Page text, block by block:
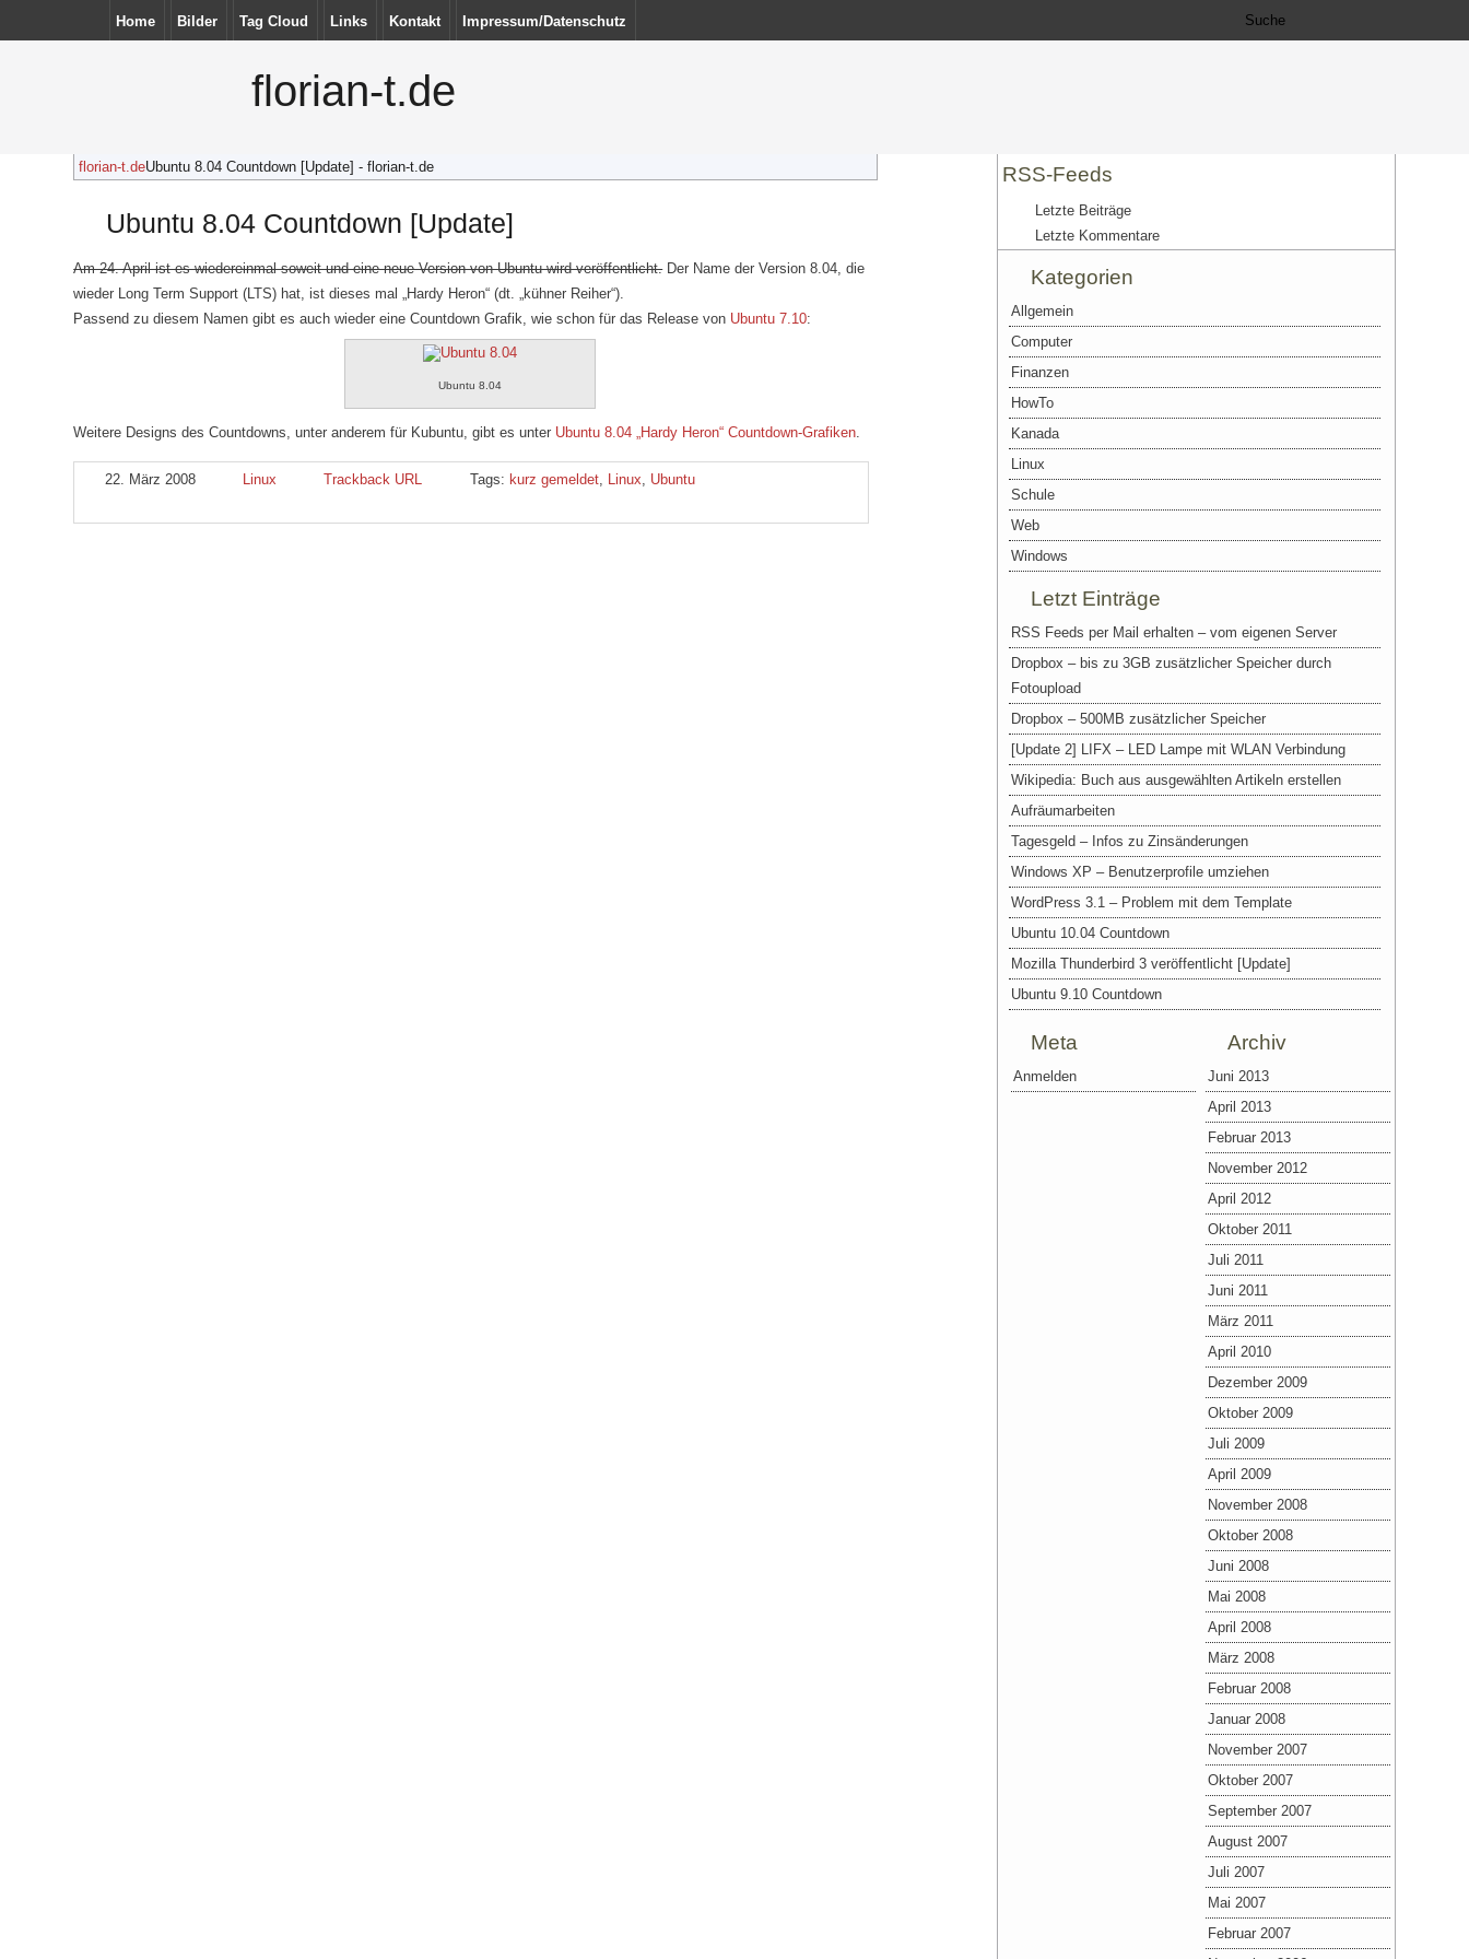
Home Bilder Tag Cloud Links Kontakt Impressum/Datenschutz
florian-t.de
florian-t.deUbuntu 8.04 Countdown [Update] - florian-t.de
Ubuntu 8.04 Countdown [Update]
Am 24. April ist es wiedereinmal soweit und eine neue Version von Ubuntu wird veröffentlicht.Der Name der Version 8.04, die
wieder Long Term Support (LTS) hat, ist dieses mal „Hardy Heron“ (dt. „kühner Reiher“).
Passend zu diesem Namen gibt es auch wieder eine Countdown Grafik, wie schon für das Release von Ubuntu 7.10:
Ubuntu 8.04
Weitere Designs des Countdowns, unter anderem für Kubuntu, gibt es unter Ubuntu 8.04 „Hardy Heron“ Countdown-Grafiken.
22. März 2008 Linux Trackback URL Tags: kurz gemeldet, Linux, Ubuntu
RSS-Feeds
Letzte Beiträge
Letzte Kommentare
Kategorien
Allgemein
Computer
Finanzen
HowTo
Kanada
Linux
Schule
Web
Windows
Letzt Einträge
RSS Feeds per Mail erhalten – vom eigenen Server
Dropbox – bis zu 3GB zusätzlicher Speicher durch
Fotoupload
Dropbox – 500MB zusätzlicher Speicher
[Update 2] LIFX – LED Lampe mit WLAN Verbindung
Wikipedia: Buch aus ausgewählten Artikeln erstellen
Aufräumarbeiten
Tagesgeld – Infos zu Zinsänderungen
Windows XP – Benutzerprofile umziehen
WordPress 3.1 – Problem mit dem Template
Ubuntu 10.04 Countdown
Mozilla Thunderbird 3 veröffentlicht [Update]
Ubuntu 9.10 Countdown
Archiv
Juni 2013
April 2013
Februar 2013
November 2012
April 2012
Oktober 2011
Juli 2011
Juni 2011
März 2011
April 2010
Dezember 2009
Oktober 2009
Juli 2009
April 2009
November 2008
Oktober 2008
Juni 2008
Mai 2008
April 2008
März 2008
Februar 2008
Januar 2008
November 2007
Oktober 2007
September 2007
August 2007
Juli 2007
Mai 2007
Februar 2007
Meta
Anmelden